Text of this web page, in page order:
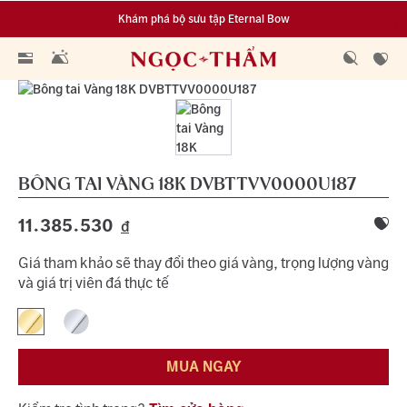
Khám phá bộ sưu tập Eternal Bow
Đa dạng lựa chọn tích luỹ từ 0.1 chỉ vàng 999.9
BÔNG TAI VÀNG 18K DVBTTVV0000U187
11.385.530 đ
Giá tham khảo sẽ thay đổi theo giá vàng, trọng lượng vàng
và giá trị viên đá thực tế
MUA NGAY